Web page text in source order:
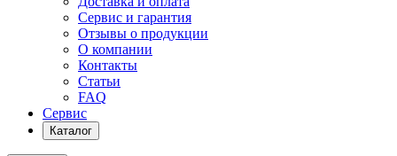
Сервис и гарантия
Отзывы о продукции
О компании
Контакты
Статьи
FAQ
Сервис
Каталог